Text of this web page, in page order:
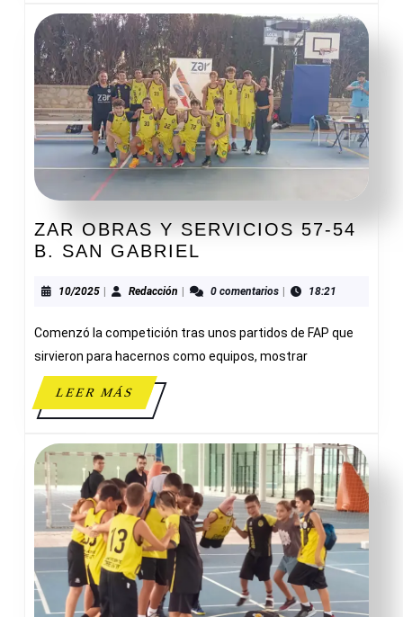
ZAR OBRAS Y SERVICIOS 57-54
B. SAN GABRIEL
Y
57-
54
10/202510/2025
| Redacción Redacción
| 0 comentarios | 18:21
Comenzó la competición tras unos partidos de FAP que
sirvieron para hacernos como equipos, mostrar
LEER MÁSLEER
MÁS